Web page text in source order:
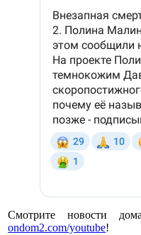
Смотрите новости
ondom2.com/youtube!